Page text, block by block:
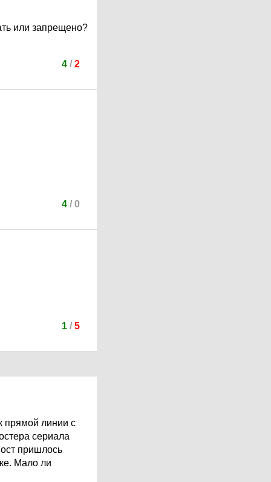
или запрещено?
4/ 2
4/ 0
1/ 5
прямой линии с
сериала
пришлось
Мало ли